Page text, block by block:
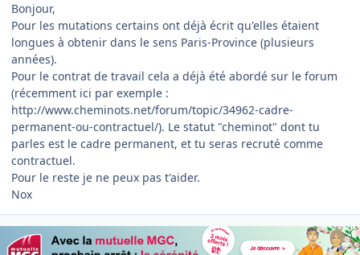
Bonjour,
Pour les mutations certains ont déjà écrit qu'elles étaient
longues à obtenir dans le sens Paris-Province (plusieurs
années).
Pour le contrat de travail cela a déjà été abordé sur le forum
(récemment ici par exemple :
http://www.cheminots.net/forum/topic/34962-cadre-
permanent-ou-contractuel/). Le statut "cheminot" dont tu
parles est le cadre permanent, et tu seras recruté comme
contractuel.
Pour le reste je ne peux pas t'aider.
Nox